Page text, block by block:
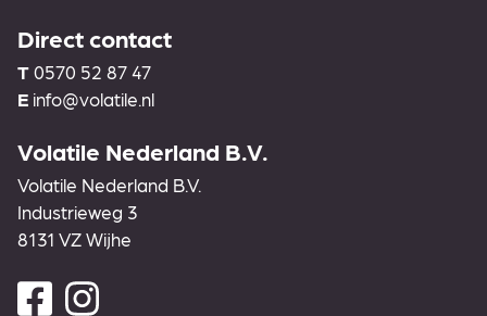
Direct contact
T 0570 52 87 47
E info@volatile.nl
Volatile Nederland B.V.
Volatile Nederland B.V.
Industrieweg 3
8131 VZ Wijhe